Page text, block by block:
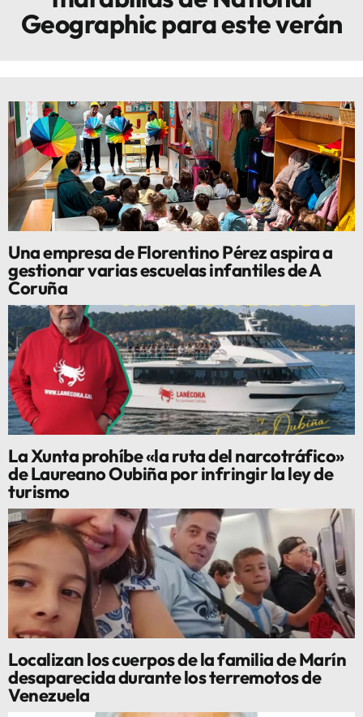
Geographic para este verán
Una empresa de Florentino Pérez aspira a
gestionar varias escuelas infantiles de A
Coruña
La Xunta prohíbe «la ruta del narcotráfico»
de Laureano Oubiña por infringir la ley de
turismo
Localizan los cuerpos de la familia de Marín
desaparecida durante los terremotos de
Venezuela